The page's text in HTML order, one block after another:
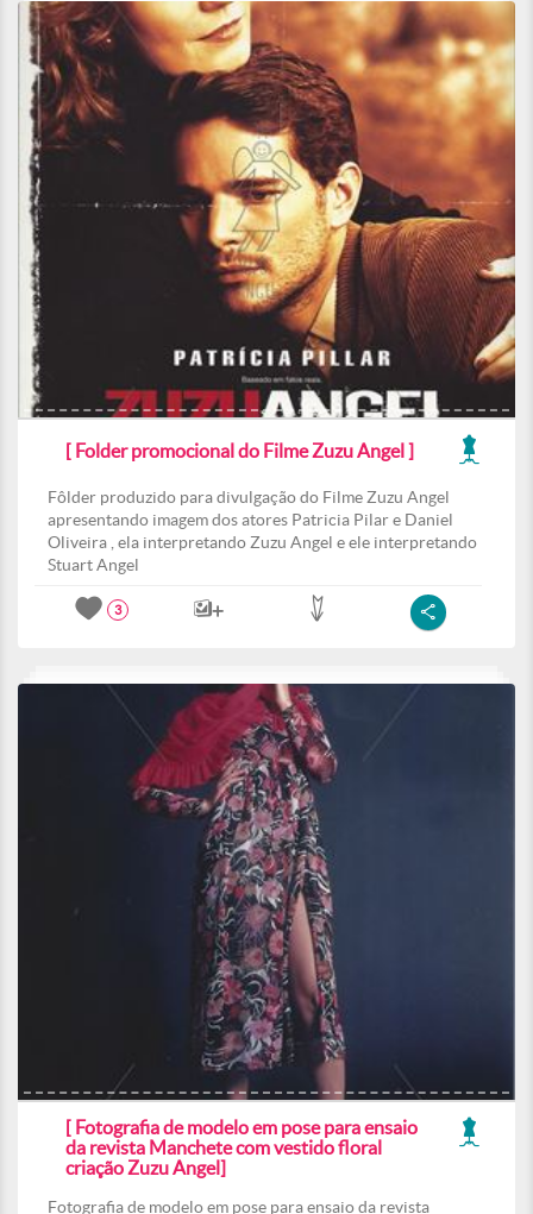
[ Folder promocional do Filme Zuzu Angel ]
Fôlder produzido para divulgação do Filme Zuzu Angel
apresentando imagem dos atores Patricia Pilar e Daniel
Oliveira , ela interpretando Zuzu Angel e ele interpretando
Stuart Angel
3
[ Fotografia de modelo em pose para ensaio
da revista Manchete com vestido floral
criação Zuzu Angel]
Fotografia de modelo em pose para ensaio da revista